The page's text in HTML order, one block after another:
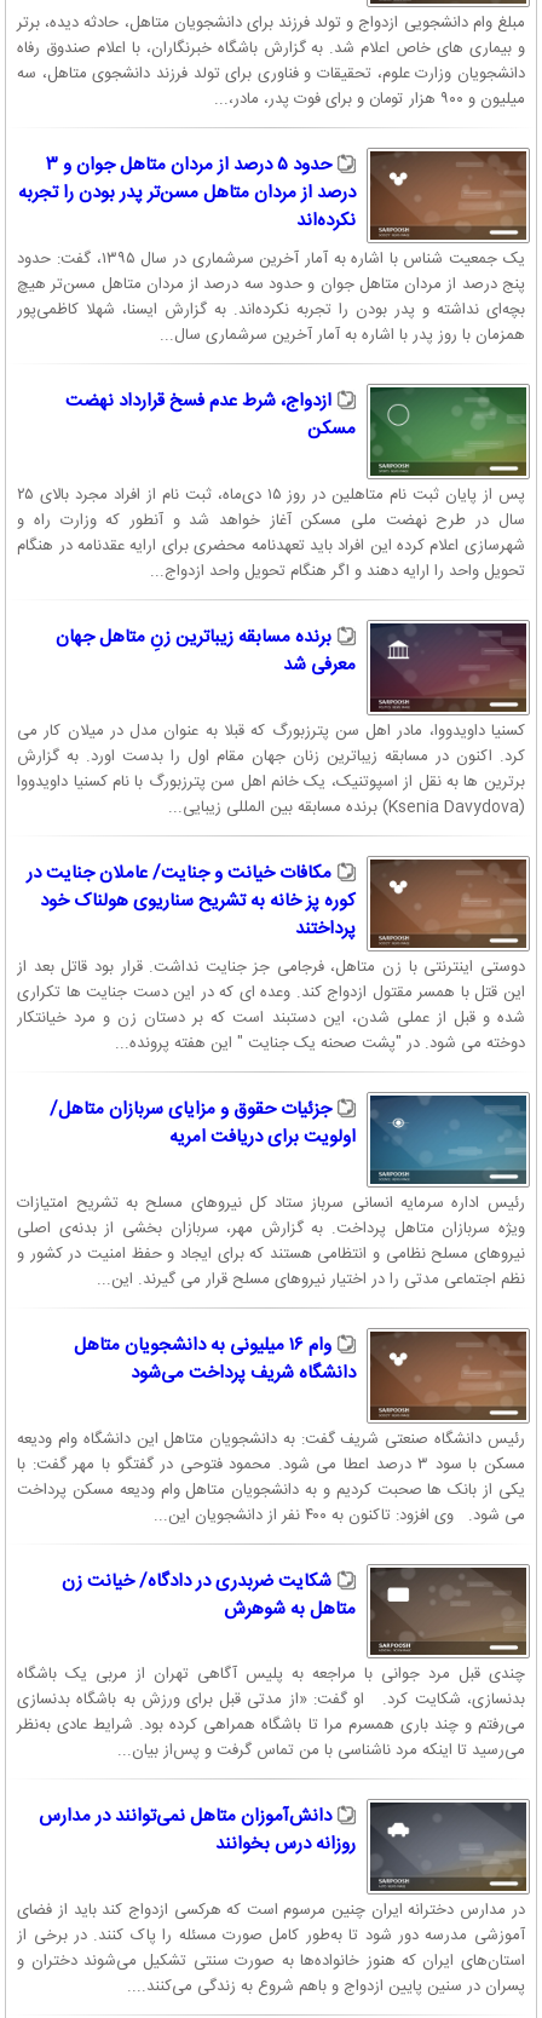
مبلغ وام دانشجویی ازدواج و تولد فرزند برای دانشجویان متاهل، حادثه دیده، برتر
و بیماری های خاص اعلام شد. به گزارش باشگاه خبرنگاران، با اعلام صندوق رفاه
دانشجویان وزارت علوم، تحقیقات و فناوری برای تولد فرزند دانشجوی متاهل، سه
میلیون و ۹۰۰ هزار تومان و برای فوت پدر، مادر،...
حدود ۵ درصد از مردان متاهل جوان و ۳
درصد از مردان متاهل مسن‌تر پدر بودن را تجربه
نکرده‌اند
یک جمعیت شناس با اشاره به آمار آخرین سرشماری در سال ۱۳۹۵، گفت: حدود
پنج درصد از مردان متاهل جوان و حدود سه درصد از مردان متاهل مسن‌تر هیچ
بچه‌ای نداشته و پدر بودن را تجربه نکرده‌اند. به گزارش ایسنا، شهلا کاظمی‌پور
همزمان با روز پدر با اشاره به آمار آخرین سرشماری سال...
ازدواج، شرط عدم فسخ قرارداد نهضت
مسکن
پس از پایان ثبت نام متاهلین در روز ۱۵ دی‌ماه، ثبت نام از افراد مجرد بالای ۲۵
سال در طرح نهضت ملی مسکن آغاز خواهد شد و آنطور که وزارت راه و
شهرسازی اعلام کرده این افراد باید تعهدنامه محضری برای ارایه عقدنامه در هنگام
تحویل واحد را ارایه دهند و اگر هنگام تحویل واحد ازدواج...
برنده مسابقه زیباترین زنِ متاهل جهان
معرفی شد
کسنیا داویدووا، مادر اهل سن پترزبورگ که قبلا به عنوان مدل در میلان کار می
کرد. اکنون در مسابقه زیباترین زنان جهان مقام اول را بدست اورد. به گزارش
برترین ها به نقل از اسپوتنیک، یک خانم اهل سن پترزبورگ با نام کسنیا داویدووا
(Ksenia Davydova) برنده مسابقه بین المللی زیبایی...
مکافات خیانت و جنایت/ عاملان جنایت در
کوره پز خانه به تشریح سناریوی هولناک خود
پرداختند
دوستی اینترنتی با زن متاهل، فرجامی جز جنایت نداشت. قرار بود قاتل بعد از
این قتل با همسر مقتول ازدواج کند. وعده ای که در این دست جنایت ها تکراری
شده و قبل از عملی شدن، این دستبند است که بر دستان زن و مرد خیانتکار
دوخته می شود. در "پشت صحنه یک جنایت " این هفته پرونده...
جزئیات حقوق و مزایای سربازان متاهل/
اولویت برای دریافت امریه
رئیس اداره سرمایه انسانی سرباز ستاد کل نیروهای مسلح به تشریح امتیازات
ویژه سربازان متاهل پرداخت. به گزارش مهر، سربازان بخشی از بدنه‌ی اصلی
نیروهای مسلح نظامی و انتظامی هستند که برای ایجاد و حفظ امنیت در کشور و
نظم اجتماعی مدتی را در اختیار نیروهای مسلح قرار می گیرند. این...
وام ۱۶ میلیونی به دانشجویان متاهل
دانشگاه شریف پرداخت می‌شود
رئیس دانشگاه صنعتی شریف گفت: به دانشجویان متاهل این دانشگاه وام ودیعه
مسکن با سود ۳ درصد اعطا می شود. محمود فتوحی در گفتگو با مهر گفت: با
یکی از بانک ها صحبت کردیم و به دانشجویان متاهل وام ودیعه مسکن پرداخت
می شود. وی افزود: تاکنون به ۴۰۰ نفر از دانشجویان این...
شکایت ضربدری در دادگاه/ خیانت زن
متاهل به شوهرش
چندی قبل مرد جوانی با مراجعه به پلیس آگاهی تهران از مربی یک باشگاه
بدنسازی، شکایت کرد. او گفت: «از مدتی قبل برای ورزش به باشگاه بدنسازی
می‌رفتم و چند باری همسرم مرا تا باشگاه همراهی کرده بود. شرایط عادی به‌نظر
می‌رسید تا اینکه مرد ناشناسی با من تماس گرفت و پس‌از بیان...
دانش‌آموزان متاهل نمی‌توانند در مدارس
روزانه درس بخوانند
در مدارس دخترانه ایران چنین مرسوم است که هرکسی ازدواج کند باید از فضای
آموزشی مدرسه دور شود تا به‌طور کامل صورت مسئله را پاک کنند. در برخی از
استان‌های ایران که هنوز خانواده‌ها به صورت سنتی تشکیل می‌شوند دختران و
پسران در سنین پایین ازدواج و باهم شروع به زندگی می‌کنند....